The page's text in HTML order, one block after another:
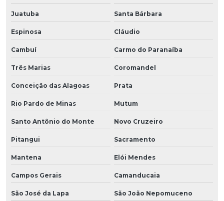
Juatuba Santa Bárbara
Espinosa Cláudio
Cambuí Carmo do Paranaíba
Três Marias Coromandel
Conceição das Alagoas Prata
Rio Pardo de Minas Mutum
Santo Antônio do Monte Novo Cruzeiro
Pitangui Sacramento
Mantena Elói Mendes
Campos Gerais Camanducaia
São José da Lapa São João Nepomuceno